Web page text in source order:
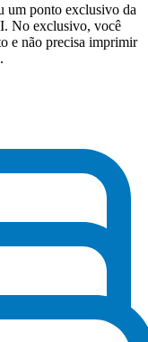
um ponto exclusivo da
No exclusivo, você
e não precisa imprimir
.